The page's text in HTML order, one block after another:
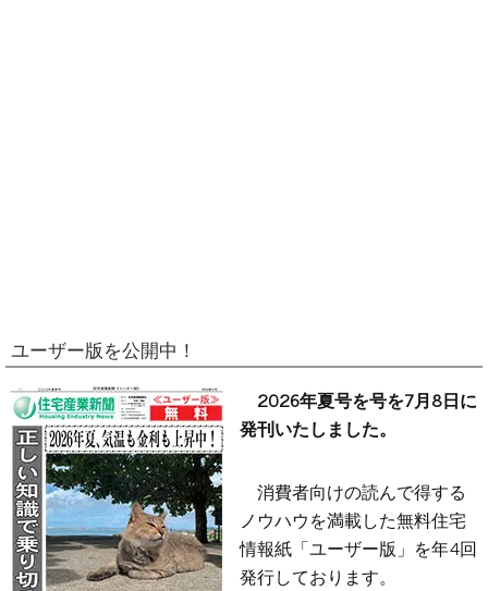
ユーザー版を公開中！
2026年夏号を号を7月8日に
発刊いたしました。
消費者向けの読んで得する
ノウハウを満載した無料住宅
情報紙「ユーザー版」を年4回
発行しております。